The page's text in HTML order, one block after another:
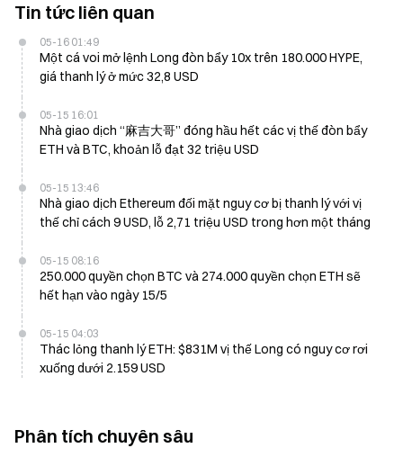
Tin tức liên quan
05-16 01:49
Một cá voi mở lệnh Long đòn bẩy 10x trên 180.000 HYPE,
giá thanh lý ở mức 32,8 USD
05-15 16:01
Nhà giao dịch “麻吉大哥” đóng hầu hết các vị thế đòn bẩy
ETH và BTC, khoản lỗ đạt 32 triệu USD
05-15 13:46
Nhà giao dịch Ethereum đối mặt nguy cơ bị thanh lý với vị
thế chỉ cách 9 USD, lỗ 2,71 triệu USD trong hơn một tháng
05-15 08:16
250.000 quyền chọn BTC và 274.000 quyền chọn ETH sẽ
hết hạn vào ngày 15/5
05-15 04:03
Thác lỏng thanh lý ETH: $831M vị thế Long có nguy cơ rơi
xuống dưới 2.159 USD
Phân tích chuyên sâu